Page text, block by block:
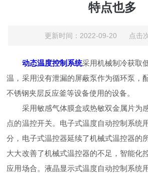
特点也多
更新时间：2022-09-20 点击
动态温度控制系统采用机械制冷获取
温，采用没有泄漏的屏蔽泵作为循环泵，
不锈钢夹层反应釜等设备使用的设备。
采用敏感气体膜盒或热敏双金属片为
点的温控开关。电子式温度自动控制系统
分，电子式温控器延续了机械式温控器的
大大改善了机械式温控器的不足，智能化
应用场合。液晶显示式温度自动控制系统